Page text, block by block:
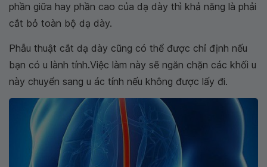
phần giữa hay phần cao của dạ dày thì khả năng là phải
cắt bỏ toàn bộ dạ dày.
Phẫu thuật cắt dạ dày cũng có thể được chỉ định nếu
bạn có u lành tính.Việc làm này sẽ ngăn chặn các khối u
này chuyển sang u ác tính nếu không được lấy đi.